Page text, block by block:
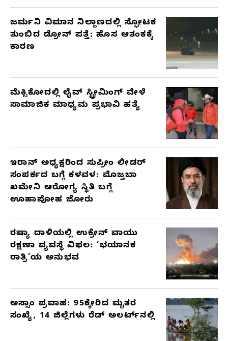
ಜರ್ಮನಿ ವಿಮಾನ ನಿಲ್ದಾಣದಲ್ಲಿ ಸ್ಫೋಟಕ
ತುಂಬಿದ ಡ್ರೋನ್ ಪತ್ತೆ: ಹೊಸ ಆತಂಕಕ್ಕೆ
ಕಾರಣ
ಮೆಕ್ಸಿಕೋದಲ್ಲಿ ಲೈವ್ ಸ್ಟ್ರೀಮಿಂಗ್ ವೇಳೆ
ಸಾಮಾಜಿಕ ಮಾಧ್ಯಮ ಪ್ರಭಾವಿ ಹತ್ಯೆ
ಇರಾನ್ ಅಧ್ಯಕ್ಷರಿಂದ ಸುಪ್ರೀಂ ಲೀಡರ್
ಸಂಪರ್ಕದ ಬಗ್ಗೆ ಕಳವಳ: ಮೊಜ್ತಬಾ
ಖಮೇನಿ ಆರೋಗ್ಯ ಸ್ಥಿತಿ ಬಗ್ಗೆ
ಊಹಾಪೋಹ ಜೋರು
ರಷ್ಯಾ ದಾಳಿಯಲ್ಲಿ ಉಕ್ರೇನ್ ವಾಯು
ರಕ್ಷಣಾ ವ್ಯವಸ್ಥೆ ವಿಫಲ: ‘ಭಯಾನಕ
ರಾತ್ರಿ’ಯ ಅನುಭವ
ಅಸ್ಸಾಂ ಪ್ರವಾಹ: 95ಕ್ಕೇರಿದ ಮೃತರ
ಸಂಖ್ಯೆ, 14 ಜಿಲ್ಲೆಗಳು ರೆಡ್ ಅಲರ್ಟ್‌ನಲ್ಲಿ